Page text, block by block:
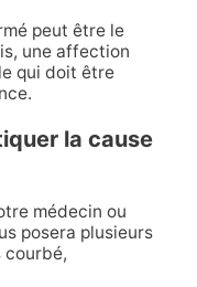
peut être le
une affection
qui doit être
la cause
médecin ou
posera plusieurs
courbé,